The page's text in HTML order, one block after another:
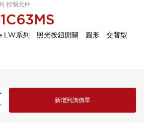
控制元件
LW系列 照光按鈕開關 圓形 交替型
新增到詢價單